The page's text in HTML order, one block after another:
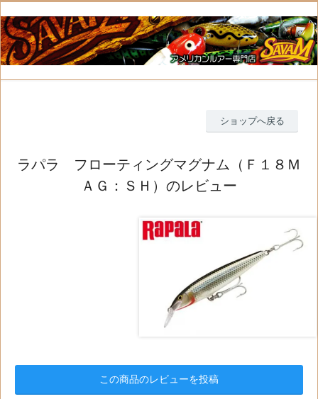
ショップへ戻る
ラパラ フローティングマグナム（Ｆ１８Ｍ
ＡＧ：ＳＨ）のレビュー
この商品のレビューを投稿